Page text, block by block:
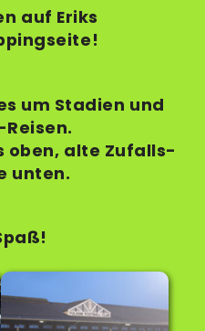
auf Eriks
um Stadien und
oben, alte Zufalls-
unten.